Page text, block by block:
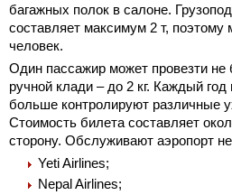
багажных полок в салоне.
составляет максимум 2 т, поэтому
человек.
Один пассажир может провезти не
ручной клади – до 2 кг. Каждый
больше контролируют различные
Стоимость билета составляет
сторону. Обслуживают аэропорт
Yeti Airlines;
Nepal Airlines;